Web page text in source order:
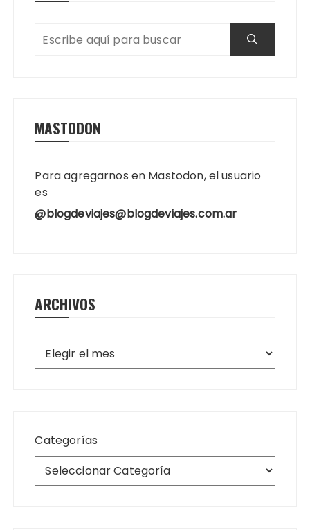
MASTODON
Para agregarnos en Mastodon, el usuario
es
@blogdeviajes@blogdeviajes.com.ar
ARCHIVOS
Archivos
Categorías